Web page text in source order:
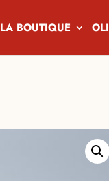
LA BOUTIQUE